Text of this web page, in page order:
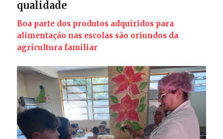
qualidade
Boa parte dos produtos adquiridos para
alimentação nas escolas são oriundos da
agricultura familiar